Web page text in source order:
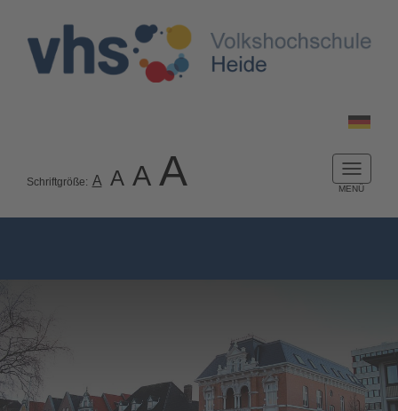
Schriftgröße: A A A A